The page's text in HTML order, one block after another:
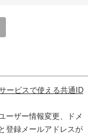
ービスで使える共通ID
ーザー情報変更、ドメ
登録メールアドレスが